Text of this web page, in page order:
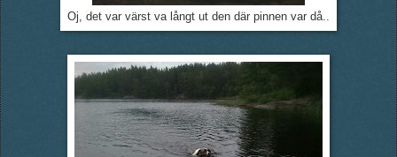
Oj, det var värst va långt ut den där pinnen var då..